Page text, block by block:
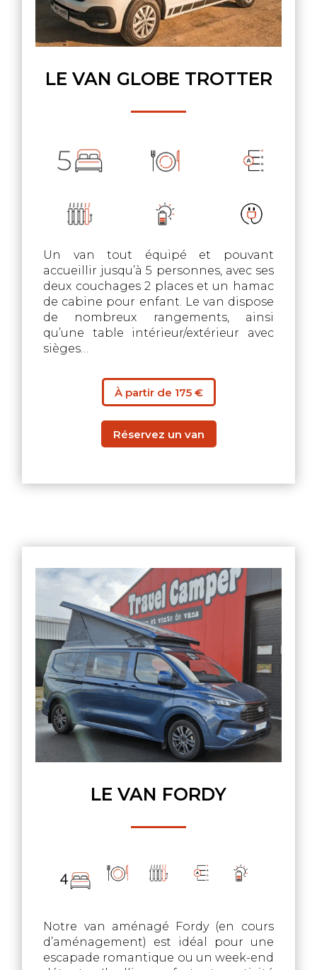
LE VAN GLOBE TROTTER
Un van tout équipé et pouvant
accueillir jusqu’à 5 personnes, avec ses
deux couchages 2 places et un hamac
de cabine pour enfant. Le van dispose
de nombreux rangements, ainsi
qu’une table intérieur/extérieur avec
sièges…
À partir de 175 €
Réservez un van
LE VAN FORDY
Notre van aménagé Fordy (en cours
d’aménagement) est idéal pour une
escapade romantique ou un week-end